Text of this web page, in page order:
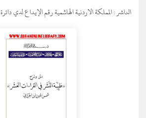
الناشر :المملكة الاردنية الهاشمية رقم الإيداع لدي